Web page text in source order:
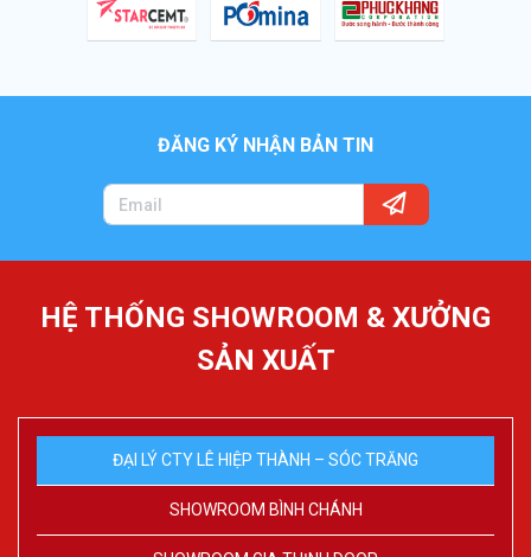
ĐĂNG KÝ NHẬN BẢN TIN
HỆ THỐNG SHOWROOM & XƯỞNG
SẢN XUẤT
ĐẠI LÝ CTY LÊ HIỆP THÀNH – SÓC TRĂNG
SHOWROOM BÌNH CHÁNH